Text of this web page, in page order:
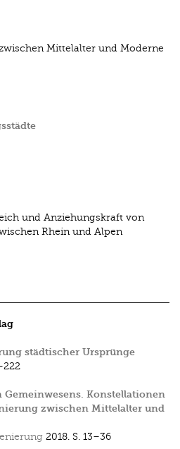
Mittelalter und Moderne
und Anziehungskraft von
Rhein und Alpen
städtischer Ursprünge
Konstellationen
zwischen Mittelalter und
2018. S. 13–36